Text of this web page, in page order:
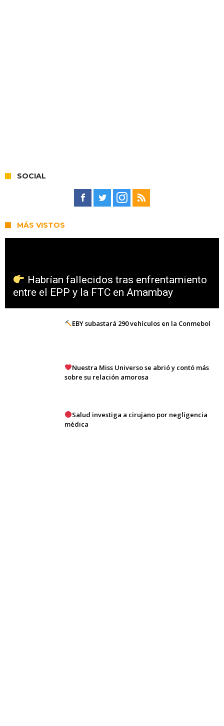
SOCIAL
MÁS VISTOS
Habrían fallecidos tras enfrentamiento
entre el EPP y la FTC en Amambay
EBY subastará 290 vehículos en la Conmebol
Nuestra Miss Universo se abrió y contó más
sobre su relación amorosa
Salud investiga a cirujano por negligencia
médica